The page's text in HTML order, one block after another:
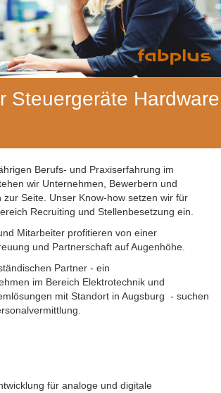
Steuergeräte Hardware
Berufs- und Praxiserfahrung im
wir Unternehmen, Bewerbern und
zur Seite. Unser Know-how setzen wir für
Recruiting und Stellenbesetzung ein.
Mitarbeiter profitieren von einer
und Partnerschaft auf Augenhöhe.
Partner - ein
im Bereich Elektrotechnik und
mit Standort in Augsburg - suchen
für analoge und digitale